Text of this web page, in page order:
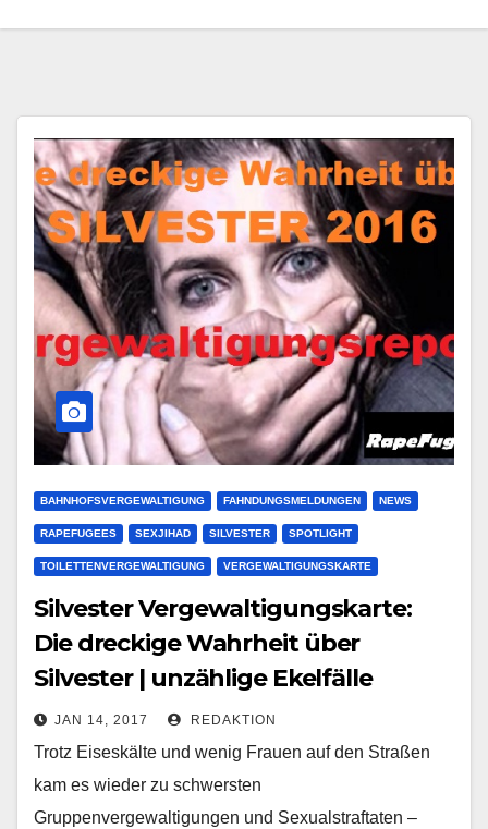
BAHNHOFSVERGEWALTIGUNG FAHNDUNGSMELDUNGEN NEWS
RAPEFUGEES SEXJIHAD SILVESTER SPOTLIGHT
TOILETTENVERGEWALTIGUNG VERGEWALTIGUNGSKARTE
Silvester Vergewaltigungskarte:
Die dreckige Wahrheit über
Silvester | unzählige Ekelfälle
JAN 14, 2017 REDAKTION
Trotz Eiseskälte und wenig Frauen auf den Straßen
kam es wieder zu schwersten
Gruppenvergewaltigungen und Sexualstraftaten –